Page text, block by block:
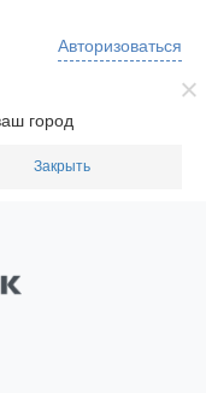
город
Закрыть
Авторизоваться